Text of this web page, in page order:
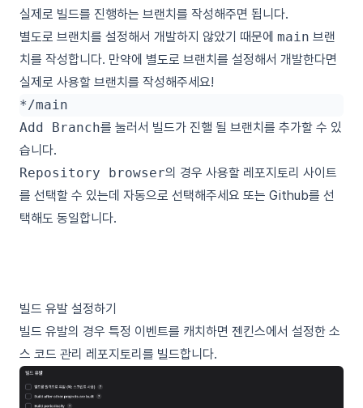
실제로 빌드를 진행하는 브랜치를 작성해주면 됩니다.
별도로 브랜치를 설정해서 개발하지 않았기 때문에 main 브랜
치를 작성합니다. 만약에 별도로 브랜치를 설정해서 개발한다면
실제로 사용할 브랜치를 작성해주세요!
Add Branch를 눌러서 빌드가 진핼 될 브랜치를 추가할 수 있
습니다.
Repository browser의 경우 사용할 레포지토리 사이트
를 선택할 수 있는데 자동으로 선택해주세요 또는 Github를 선
택해도 동일합니다.
빌드 유발 설정하기
빌드 유발의 경우 특정 이벤트를 캐치하면 젠킨스에서 설정한 소
스 코드 관리 레포지토리를 빌드합니다.